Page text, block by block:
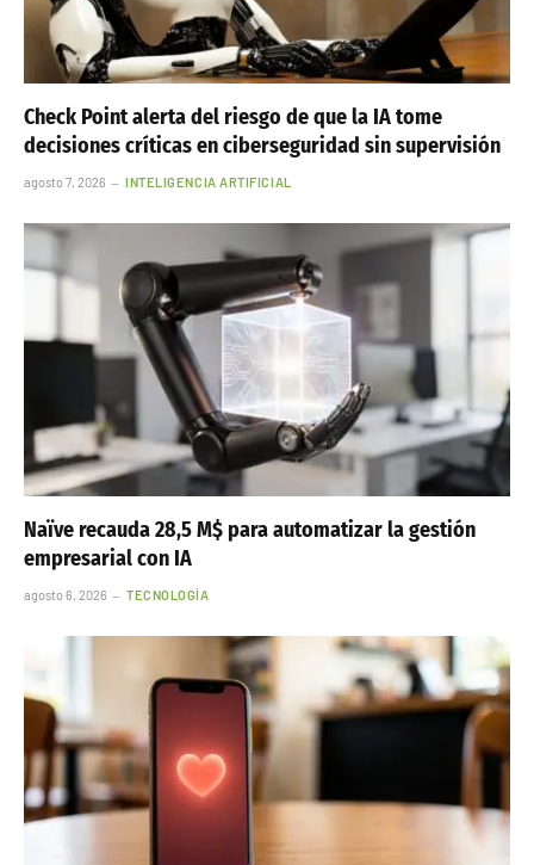
Check Point alerta del riesgo de que la IA tome
decisiones críticas en ciberseguridad sin supervisión
agosto 7, 2026 INTELIGENCIA ARTIFICIAL
Naïve recauda 28,5 M$ para automatizar la gestión
empresarial con IA
agosto 6, 2026 TECNOLOGÍA